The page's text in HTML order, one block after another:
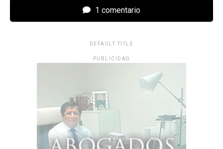
1 comentario
DEFAULT TITLE
PUBLICIDAD